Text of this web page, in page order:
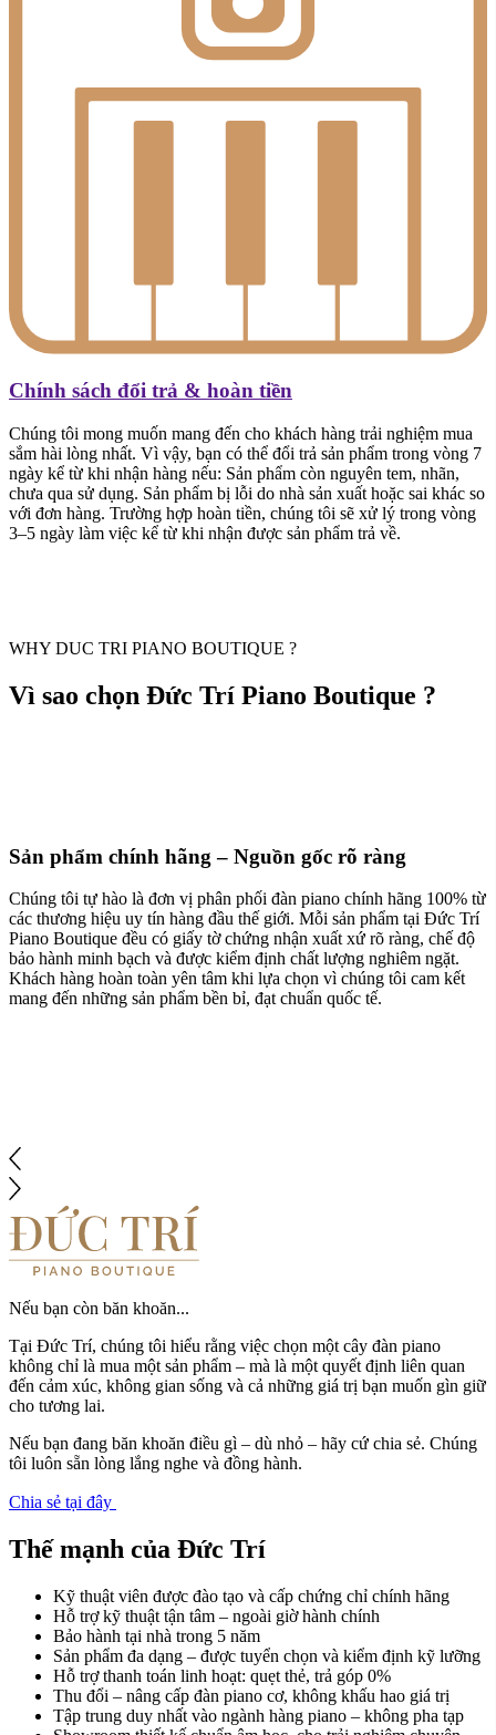
Chính sách đổi trả & hoàn tiền
Chúng tôi mong muốn mang đến cho khách hàng trải nghiệm mua
sắm hài lòng nhất. Vì vậy, bạn có thể đổi trả sản phẩm trong vòng 7
ngày kể từ khi nhận hàng nếu: Sản phẩm còn nguyên tem, nhãn,
chưa qua sử dụng. Sản phẩm bị lỗi do nhà sản xuất hoặc sai khác so
với đơn hàng. Trường hợp hoàn tiền, chúng tôi sẽ xử lý trong vòng
3–5 ngày làm việc kể từ khi nhận được sản phẩm trả về.
WHY DUC TRI PIANO BOUTIQUE ?
Vì sao chọn Đức Trí Piano Boutique ?
Sản phẩm chính hãng – Nguồn gốc rõ ràng
Chúng tôi tự hào là đơn vị phân phối đàn piano chính hãng 100% từ
các thương hiệu uy tín hàng đầu thế giới. Mỗi sản phẩm tại Đức Trí
Piano Boutique đều có giấy tờ chứng nhận xuất xứ rõ ràng, chế độ
bảo hành minh bạch và được kiểm định chất lượng nghiêm ngặt.
Khách hàng hoàn toàn yên tâm khi lựa chọn vì chúng tôi cam kết
mang đến những sản phẩm bền bỉ, đạt chuẩn quốc tế.
Nếu bạn còn băn khoăn...
Tại Đức Trí, chúng tôi hiểu rằng việc chọn một cây đàn piano
không chỉ là mua một sản phẩm – mà là một quyết định liên quan
đến cảm xúc, không gian sống và cả những giá trị bạn muốn gìn giữ
cho tương lai.
Nếu bạn đang băn khoăn điều gì – dù nhỏ – hãy cứ chia sẻ. Chúng
tôi luôn sẵn lòng lắng nghe và đồng hành.
Chia sẻ tại đây
Thế mạnh của Đức Trí
Kỹ thuật viên được đào tạo và cấp chứng chỉ chính hãng
Hỗ trợ kỹ thuật tận tâm – ngoài giờ hành chính
Bảo hành tại nhà trong 5 năm
Sản phẩm đa dạng – được tuyển chọn và kiểm định kỹ lưỡng
Hỗ trợ thanh toán linh hoạt: quẹt thẻ, trả góp 0%
Thu đổi – nâng cấp đàn piano cơ, không khấu hao giá trị
Tập trung duy nhất vào ngành hàng piano – không pha tạp